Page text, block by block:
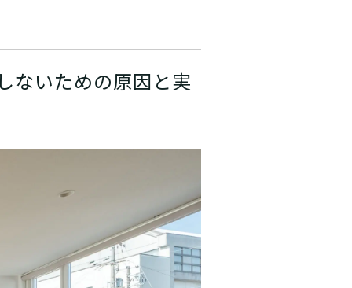
ないための原因と実